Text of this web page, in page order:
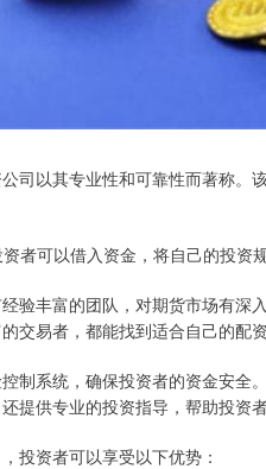
司以其专业性和可靠性而著称。
者可以借入资金，将自己的投资
验丰富的团队，对期货市场有深
交易者，都能找到适合自己的配资
制系统，确保投资者的资金安全
提供专业的投资指导，帮助投资
投资者可以享受以下优势：